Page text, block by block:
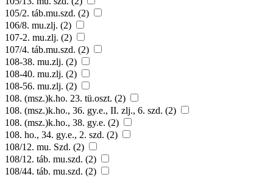
105/2. táb.mu.szd. (2)
106/8. mu.zlj. (2)
107-2. mu.zlj. (2)
107/4. táb.mu.szd. (2)
108-38. mu.zlj. (2)
108-40. mu.zlj. (2)
108-56. mu.zlj. (2)
108. (msz.)k.ho. 23. tü.oszt. (2)
108. (msz.)k.ho., 36. gy.e., II. zlj., 6. szd. (2)
108. (msz.)k.ho., 38. gy.e. (2)
108. ho., 34. gy.e., 2. szd. (2)
108/12. mu. Szd. (2)
108/12. táb. mu.szd. (2)
108/44. táb. mu.szd. (2)